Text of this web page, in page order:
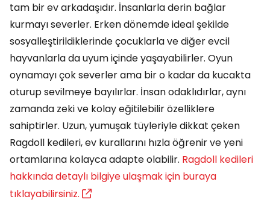
tam bir ev arkadaşıdır. İnsanlarla derin bağlar
kurmayı severler. Erken dönemde ideal şekilde
sosyalleştirildiklerinde çocuklarla ve diğer evcil
hayvanlarla da uyum içinde yaşayabilirler. Oyun
oynamayı çok severler ama bir o kadar da kucakta
oturup sevilmeye bayılırlar. İnsan odaklıdırlar, aynı
zamanda zeki ve kolay eğitilebilir özelliklere
sahiptirler. Uzun, yumuşak tüyleriyle dikkat çeken
Ragdoll kedileri, ev kurallarını hızla öğrenir ve yeni
ortamlarına kolayca adapte olabilir. Ragdoll kedileri
hakkında detaylı bilgiye ulaşmak için buraya
tıklayabilirsiniz.